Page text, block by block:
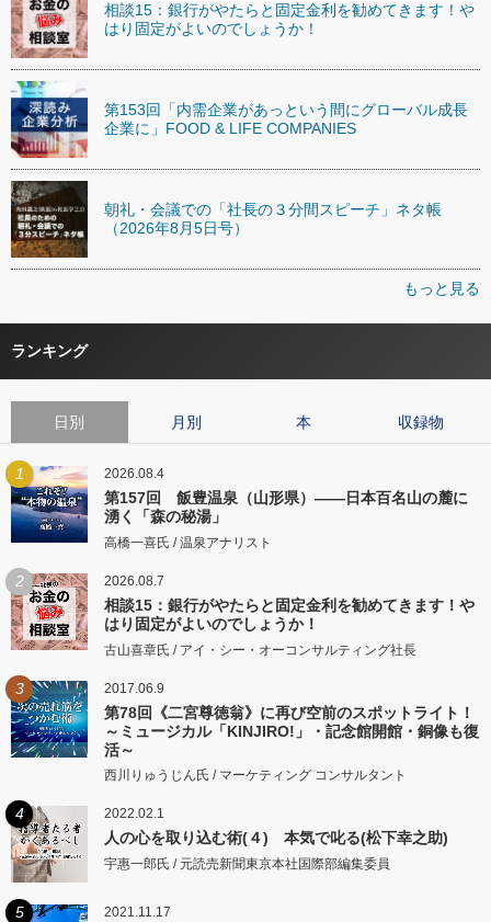
相談15：銀行がやたらと固定金利を勧めてきます！や
はり固定がよいのでしょうか！
第153回「内需企業があっという間にグローバル成長
企業に」FOOD & LIFE COMPANIES
朝礼・会議での「社長の３分間スピーチ」ネタ帳
（2026年8月5日号）
もっと見る
ランキング
日別 月別 本 収録物
1 2026.08.4
第157回 飯豊温泉（山形県）――日本百名山の麓に
湧く「森の秘湯」
高橋一喜氏 / 温泉アナリスト
2 2026.08.7
相談15：銀行がやたらと固定金利を勧めてきます！や
はり固定がよいのでしょうか！
古山喜章氏 / アイ・シー・オーコンサルティング社長
3 2017.06.9
第78回《二宮尊徳翁》に再び空前のスポットライト！
～ミュージカル「KINJIRO!」・記念館開館・銅像も復
活～
西川りゅうじん氏 / マーケティング コンサルタント
4 2022.02.1
人の心を取り込む術(４) 本気で叱る(松下幸之助)
宇惠一郎氏 / 元読売新聞東京本社国際部編集委員
5 2021.11.17